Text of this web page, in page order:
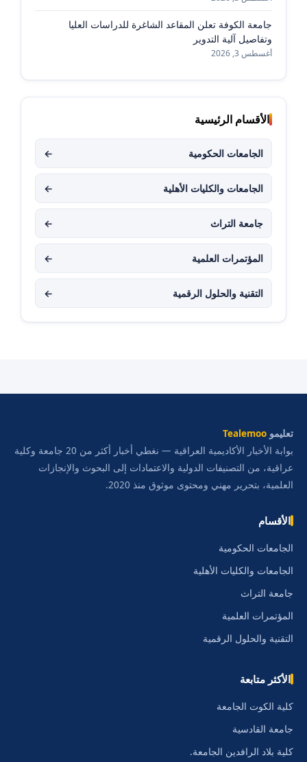
جامعة الكوفة تعلن المقاعد الشاغرة للدراسات العليا
وتفاصيل آلية التدوير
أغسطس 3, 2026
الأقسام الرئيسية
الجامعات الحكومية ←
الجامعات والكليات الأهلية ←
جامعة التراث ←
المؤتمرات العلمية ←
التقنية والحلول الرقمية ←
تعليمو Tealemoo
بوابة الأخبار الأكاديمية العراقية — نغطي أخبار أكثر من 20 جامعة وكلية
عراقية، من التصنيفات الدولية والاعتمادات إلى البحوث والإنجازات
العلمية، بتحرير مهني ومحتوى موثوق منذ 2020.
الأقسام
الجامعات الحكومية
الجامعات والكليات الأهلية
جامعة التراث
المؤتمرات العلمية
التقنية والحلول الرقمية
الأكثر متابعة
كلية الكوت الجامعة
جامعة القادسية
كلية بلاد الرافدين الجامعة.